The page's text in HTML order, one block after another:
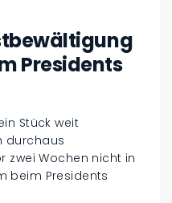
Presidents
Stück weit
durchaus
zwei Wochen nicht in
beim Presidents